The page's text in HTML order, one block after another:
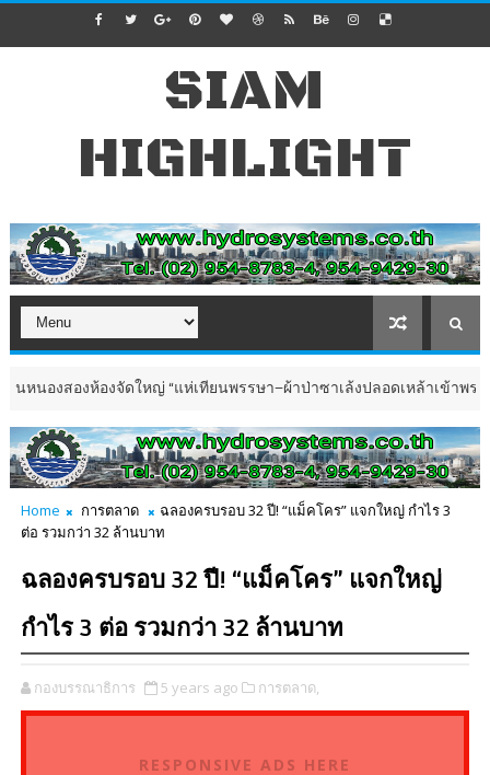
SIAM
HIGHLIGHT
ห้องจัดใหญ่ “แห่เทียนพรรษา–ผ้าป่าซาเล้งปลอดเหล้าเข้าพรรษา 2569”
Home การตลาด
ฉลองครบรอบ 32 ปี! “แม็คโคร” แจกใหญ่ กำไร 3
ต่อ รวมกว่า 32 ล้านบาท
ฉลองครบรอบ 32 ปี! “แม็คโคร” แจกใหญ่
กำไร 3 ต่อ รวมกว่า 32 ล้านบาท
กองบรรณาธิการ 5 years ago การตลาด,
RESPONSIVE ADS HERE